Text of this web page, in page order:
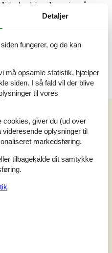
landsbymiljø, spise på
største labyrint eller tage
til en ferie med havudsigt,
på2vurderinger
d. 26-06-2025
Detaljer
fungerer, og de kan
må opsamle statistik, hjælper
siden. I så fald vil der blive
til vores
cookies, giver du (ud over
oplysninger til
markedsføring.
tilbagekalde dit samtykke